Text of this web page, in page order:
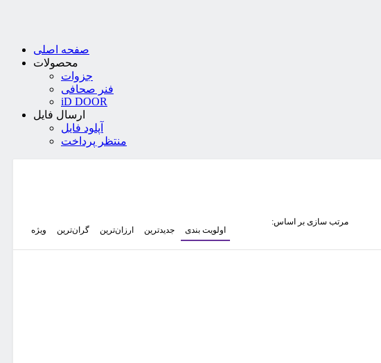
صفحه اصلی
محصولات
جزوات
فنر صحافی
iD DOOR
ارسال فایل
آپلود فایل
منتظر پرداخت
مرتب سازی بر اساس:
اولویت بندی
جدیدترین ارزان‌ترین گران‌ترین ویژه